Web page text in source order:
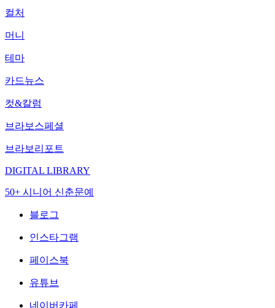
컬처
머니
테마
카드뉴스
컷&칼럼
브라보스페셜
브라보리포트
DIGITAL LIBRARY
50+ 시니어 신춘문예
블로그
인스타그램
페이스북
유튜브
네이버카페